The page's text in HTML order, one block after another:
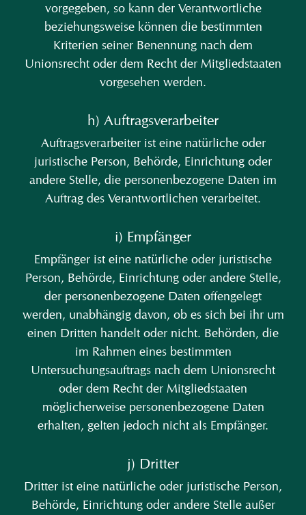
vorgegeben, so kann der Verantwortliche
beziehungsweise können die bestimmten
Kriterien seiner Benennung nach dem
Unionsrecht oder dem Recht der Mitgliedstaaten
vorgesehen werden.
h) Auftragsverarbeiter
Auftragsverarbeiter ist eine natürliche oder
juristische Person, Behörde, Einrichtung oder
andere Stelle, die personenbezogene Daten im
Auftrag des Verantwortlichen verarbeitet.
i) Empfänger
Empfänger ist eine natürliche oder juristische
Person, Behörde, Einrichtung oder andere Stelle,
der personenbezogene Daten offengelegt
werden, unabhängig davon, ob es sich bei ihr um
einen Dritten handelt oder nicht. Behörden, die
im Rahmen eines bestimmten
Untersuchungsauftrags nach dem Unionsrecht
oder dem Recht der Mitgliedstaaten
möglicherweise personenbezogene Daten
erhalten, gelten jedoch nicht als Empfänger.
j) Dritter
Dritter ist eine natürliche oder juristische Person,
Behörde, Einrichtung oder andere Stelle außer